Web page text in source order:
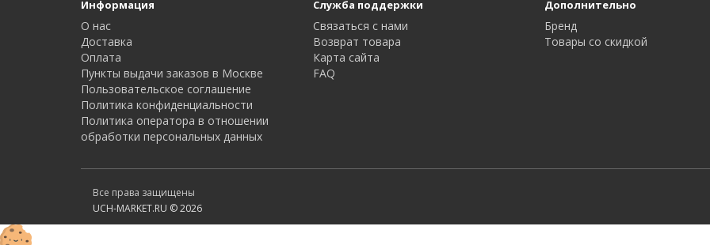
Информация
О нас
Доставка
Оплата
Пункты выдачи заказов в Москве
Пользовательское соглашение
Политика конфиденциальности
Политика оператора в отношении
обработки персональных данных
Служба поддержки
Связаться с нами
Возврат товара
Карта сайта
FAQ
Дополнительно
Бренд
Товары со скидкой
Все права защищены
UCH-MARKET.RU © 2026